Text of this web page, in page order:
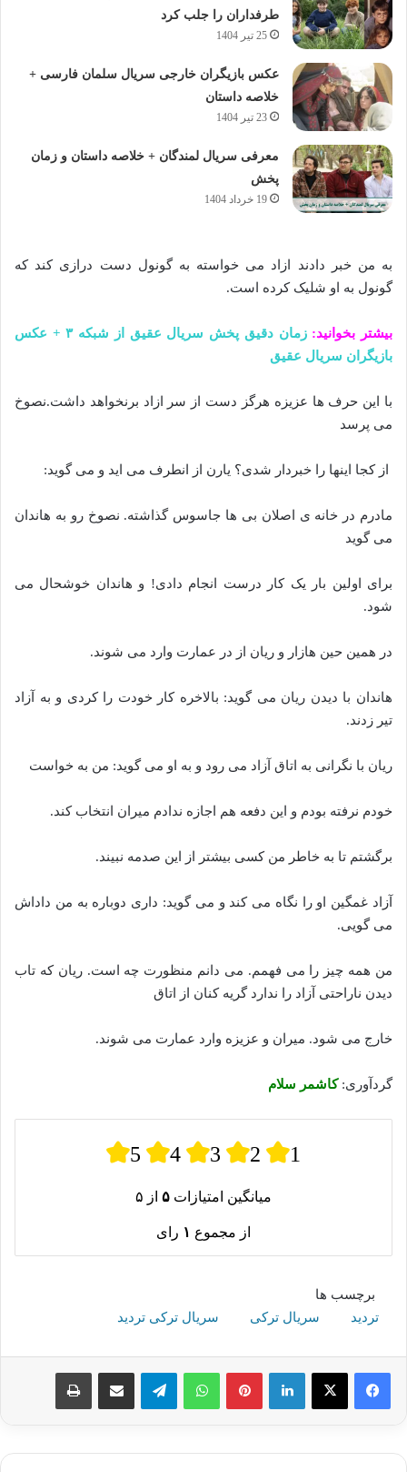
طرفداران را جلب کرد
25 تیر 1404
عکس بازیگران خارجی سریال سلمان فارسی +
خلاصه داستان
23 تیر 1404
معرفی سریال لمندگان + خلاصه داستان و زمان
پخش
19 خرداد 1404
به من خبر دادند ازاد می خواسته به گونول دست درازی کند که
گونول به او شلیک کرده است.
بیشتر بخوانید:
زمان دقیق پخش سریال عقیق از شبکه ۳ + عکس
بازیگران سریال عقیق
با این حرف ها عزیزه هرگز دست از سر ازاد برنخواهد داشت.نصوخ
می پرسد
از کجا اینها را خبردار شدی؟ یارن از انطرف می اید و می گوید:
مادرم در خانه ی اصلان بی ها جاسوس گذاشته. نصوخ رو به هاندان
می گوید
برای اولین بار یک کار درست انجام دادی! و هاندان خوشحال می
شود.
در همین حین هازار و ریان از در عمارت وارد می شوند.
هاندان با دیدن ریان می گوید: بالاخره کار خودت را کردی و به آزاد
تیر زدند.
ریان با نگرانی به اتاق آزاد می رود و به او می گوید: من به خواست
خودم نرفته بودم و این دفعه هم اجازه ندادم میران انتخاب کند.
برگشتم تا به خاطر من کسی بیشتر از این صدمه نبیند.
آزاد غمگین او را نگاه می کند و می گوید: داری دوباره به من داداش
می گویی.
من همه چیز را می فهمم. می دانم منظورت چه است. ریان که تاب
دیدن ناراحتی آزاد را ندارد گریه کنان از اتاق
خارج می شود. میران و عزیزه وارد عمارت می شوند.
گردآوری:کاشمر سلام
5 4 3 2 1
میانگین امتیازات ۵ از ۵
از مجموع ۱ رای
برچسب ها
تردید
سریال ترکی سریال ترکی تردید
لینکدین پینترستواتس آپ تلگرام اشتراک گذاری از طریق ایمیل چاپ